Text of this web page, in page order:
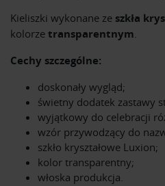
Kieliszki wykonane ze szkła
kolorze transparentnym.
Cechy szczególne:
doskonały wygląd;
świetny dodatek zastawy
wyjątkowy do celebracji
wzór przywodzący do
szkło kryształowe Luxion;
kolor transparentny;
włoska produkcja.